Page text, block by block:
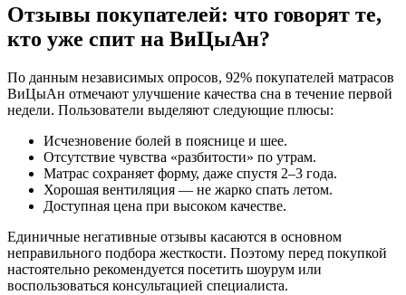
Отзывы покупателей: что говорят те,
кто уже спит на ВиЦыАн?
По данным независимых опросов, 92% покупателей матрасов
ВиЦыАн отмечают улучшение качества сна в течение первой
недели. Пользователи выделяют следующие плюсы:
Исчезновение болей в пояснице и шее.
Отсутствие чувства «разбитости» по утрам.
Матрас сохраняет форму, даже спустя 2–3 года.
Хорошая вентиляция — не жарко спать летом.
Доступная цена при высоком качестве.
Единичные негативные отзывы касаются в основном
неправильного подбора жесткости. Поэтому перед покупкой
настоятельно рекомендуется посетить шоурум или
воспользоваться консультацией специалиста.